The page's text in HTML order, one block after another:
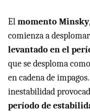
Elmomento Minsky
comienza a
levantado en el
que se desploma
en cadena de
inestabilidad
período de